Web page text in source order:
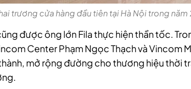
trương cửa hàng đầu tiên tại Hà Nội trong năm
được ông lớn Fila thực hiện thần tốc.
Center Phạm Ngọc Thạch và Vincom
mở rộng đường cho thương hiệu thời